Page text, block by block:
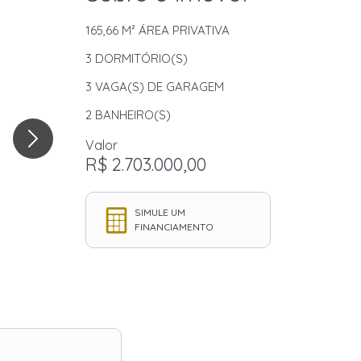
165,66 M² ÁREA PRIVATIVA
3 DORMITÓRIO(S)
3 VAGA(S) DE GARAGEM
2 BANHEIRO(S)
Valor
R$ 2.703.000,00
SIMULE UM
FINANCIAMENTO